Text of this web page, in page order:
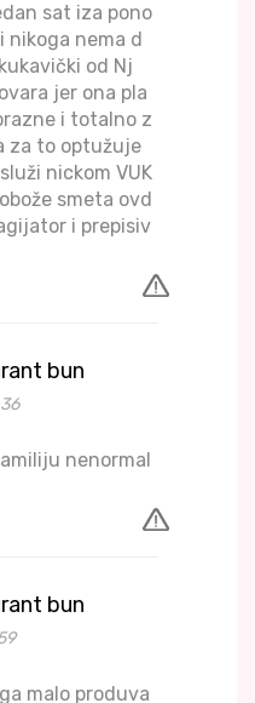
sat iza pono
nikoga nema d
od Nj
jer ona pla
i totalno z
za to optužuje
nickom VUK
smeta ovd
i prepisiv
bun
nenormal
bun
malo produva